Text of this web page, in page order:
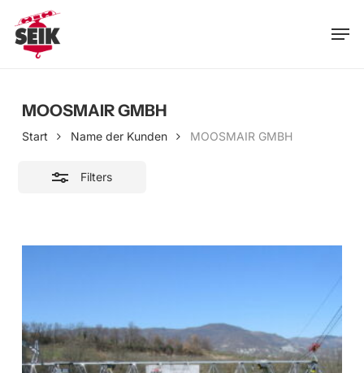
main
MOOSMAIR GMBH
Start Name der Kunden MOOSMAIR GMBH
Filters